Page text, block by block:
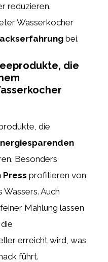
reduzieren.
Wasserkocher
bei.
die
die
Besonders
Press profitieren von
Auch
Mahlung lassen
erreicht wird, was
führt.